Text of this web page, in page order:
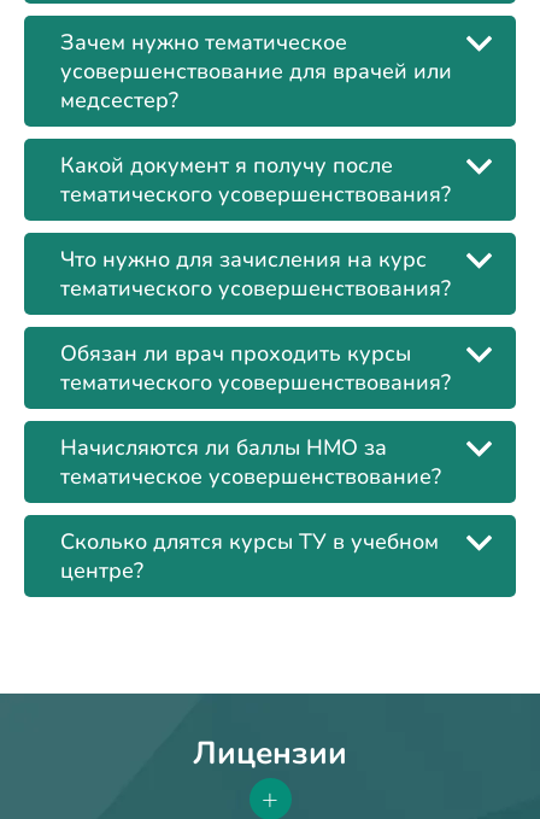
Зачем нужно тематическое
усовершенствование для врачей или
медсестер?
Какой документ я получу после
тематического усовершенствования?
Что нужно для зачисления на курс
тематического усовершенствования?
Обязан ли врач проходить курсы
тематического усовершенствования?
Начисляются ли баллы НМО за
тематическое усовершенствование?
Сколько длятся курсы ТУ в учебном
центре?
Лицензии
+